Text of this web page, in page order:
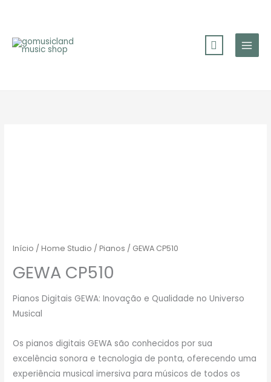
content
Início /Home Studio /Pianos / GEWA CP510
GEWA CP510
Pianos Digitais GEWA: Inovação e Qualidade no Universo
Musical
Os pianos digitais GEWA são conhecidos por sua
excelência sonora e tecnologia de ponta, oferecendo uma
experiência musical imersiva para músicos de todos os